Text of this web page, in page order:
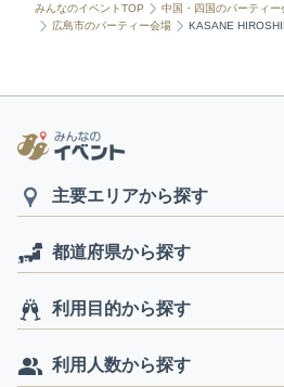
みんなのイベントTOP 中国・四国のパーティー
広島市のパーティー会場
KASANE
主要エリアから探す
都道府県から探す
利用目的から探す
利用人数から探す